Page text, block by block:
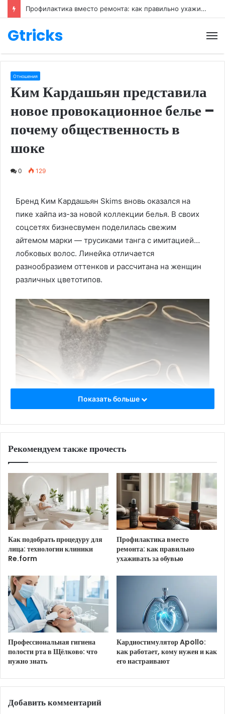
Профилактика вместо ремонта: как правильно ухаживать за обувью
Gtricks
Отношения
Ким Кардашьян представила
новое провокационное белье –
почему общественность в
шоке
0 129
Бренд Ким Кардашьян Skims вновь оказался на
пике хайпа из-за новой коллекции белья. В своих
соцсетях бизнесвумен поделилась свежим
айтемом марки — трусиками танга с имитацией…
лобковых волос. Линейка отличается
разнообразием оттенков и рассчитана на женщин
различных цветотипов.
Показать больше
Рекомендуем также прочесть
Как подобрать процедуру для
лица: технологии клиники
Re.form
Профилактика вместо
ремонта: как правильно
ухаживать за обувью
Профессиональная гигиена
полости рта в Щёлково: что
нужно знать
Кардиостимулятор Apollo:
как работает, кому нужен и как
его настраивают
Добавить комментарий